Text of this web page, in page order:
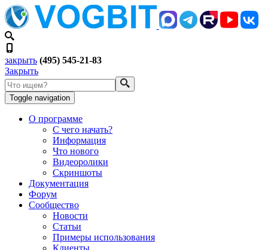
закрыть (495) 545-21-83
Закрыть
Toggle navigation
О программе
С чего начать?
Информация
Что нового
Видеоролики
Скриншоты
Документация
Форум
Сообщество
Новости
Статьи
Примеры использования
Клиенты